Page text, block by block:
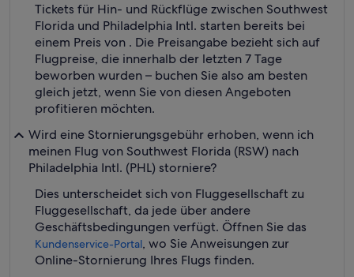
Tickets für Hin- und Rückflüge zwischen Southwest
Florida und Philadelphia Intl. starten bereits bei
einem Preis von . Die Preisangabe bezieht sich auf
Flugpreise, die innerhalb der letzten 7 Tage
beworben wurden – buchen Sie also am besten
gleich jetzt, wenn Sie von diesen Angeboten
profitieren möchten.
Wird eine Stornierungsgebühr erhoben, wenn ich
meinen Flug von Southwest Florida (RSW) nach
Philadelphia Intl. (PHL) storniere?
Dies unterscheidet sich von Fluggesellschaft zu
Fluggesellschaft, da jede über andere
Geschäftsbedingungen verfügt. Öffnen Sie das
Kundenservice-Portal, wo Sie Anweisungen zur
Online-Stornierung Ihres Flugs finden.